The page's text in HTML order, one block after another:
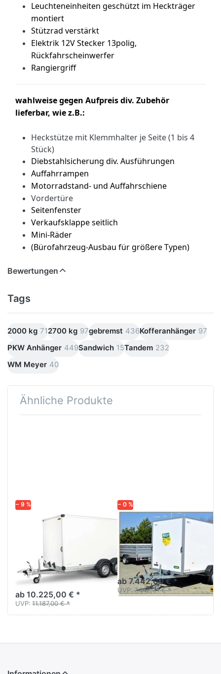
Leuchteneinheiten geschützt im Heckträger
montiert
Stützrad verstärkt
Elektrik 12V Stecker 13polig,
Rückfahrscheinwerfer
Rangiergriff
wahlweise gegen Aufpreis div. Zubehör
lieferbar, wie z.B.:
Heckstütze mit Klemmhalter je Seite (1 bis 4
Stück)
Diebstahlsicherung div. Ausführungen
Auffahrrampen
Motorradstand- und Auffahrschiene
Vordertüre
Seitenfenster
Verkaufsklappe seitlich
Mini-Räder
(Bürofahrzeug-Ausbau für größere Typen)
Bewertungen
Tags
2000 kg 712700 kg 97gebremst 436Kofferanhänger 97
PKW Anhänger 449Sandwich 15Tandem 232
WM Meyer 40
Ähnliche Produkte
− 9 %
HUMBAUR
PurFerro
Kofferanhänger
Sandwichaufbau Tandem
ab 10.225,00 € *
UVP: 11.187,00 € *
− 0 %
UNSINN
UKU 361719-26-
14
Kofferanhänger Tandem-
Tieflader
ab 7.442,00 € *
UVP: 7.442,01 € *